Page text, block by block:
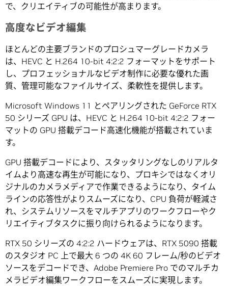
で、クリエイティブの可能性が高まります。
高度なビデオ編集
ほとんどの主要ブランドのプロシュマーグレードカメラ
は、HEVC と H.264 10-bit 4:2:2 フォーマットをサポート
し、プロフェッショナルなビデオ制作に必要な優れた画
質、管理可能なファイルサイズ、柔軟性を提供します。
Microsoft Windows 11 とペアリングされた GeForce RTX
50 シリーズ GPU は、HEVC と H.264 10-bit 4:2:2 フォー
マットの GPU 搭載デコード高速化機能が搭載されていま
す。
GPU 搭載デコードにより、スタッタリングなしのリアルタ
イムより高速な再生が可能になり、プロキシではなくオリ
ジナルのカメラメディアで作業できるようになり、タイム
ラインの応答性がよりスムーズになり、CPU 負荷が軽減さ
れ、システムリソースをマルチアプリのワークフローやク
リエイティブタスクに振り向けられるようになります。
RTX 50 シリーズの 4:2:2 ハードウェアは、RTX 5090 搭載
のスタジオ PC 上で最大 6 つの 4K 60 フレーム/秒のビデオ
ソースをデコードでき、Adobe Premiere Pro でのマルチカ
メラビデオ編集ワークフローをスムーズに実現します。